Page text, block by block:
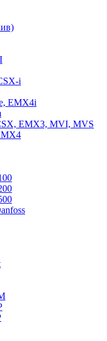
i
EMX4i
EMX3, MVI, MVS